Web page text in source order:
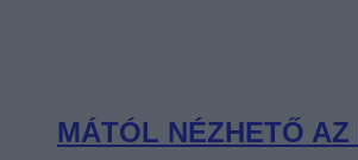
MÁTÓL NÉZHETŐ